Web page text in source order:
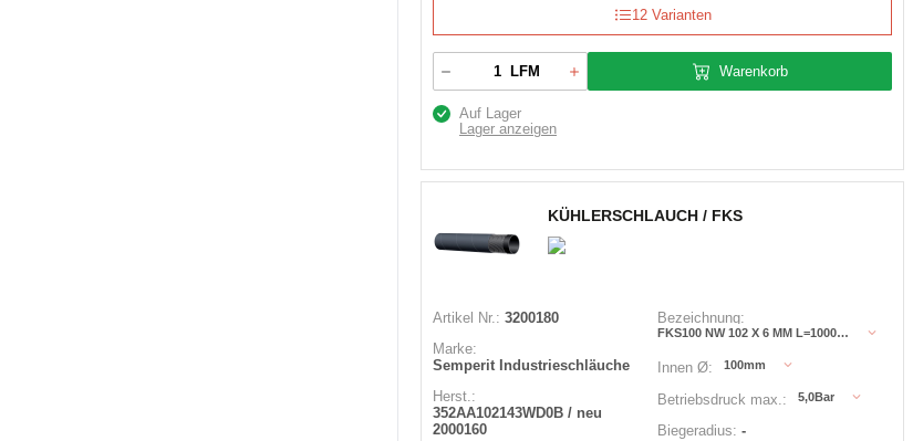
12 Varianten
LFM Warenkorb
Auf Lager
Lager anzeigen
KÜHLERSCHLAUCH / FKS
Artikel Nr.: 3200180
Marke:
Semperit Industrieschläuche
Herst.:
352AA102143WD0B / neu
2000160
Bezeichnung:
FKS100 NW 102 X 6 MM L=1000 MM
Innen Ø: 100mm
Betriebsdruck max.: 5,0Bar
Biegeradius: -